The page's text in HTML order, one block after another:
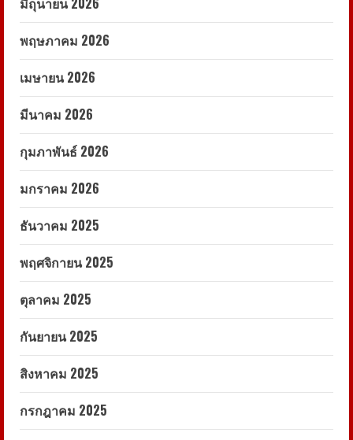
พฤษภาคม 2026
เมษายน 2026
มีนาคม 2026
กุมภาพันธ์ 2026
มกราคม 2026
ธันวาคม 2025
พฤศจิกายน 2025
ตุลาคม 2025
กันยายน 2025
สิงหาคม 2025
กรกฎาคม 2025